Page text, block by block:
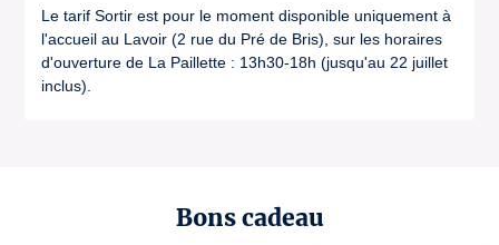
Bons cadeau
Le tarif Sortir est pour le moment disponible uniquement à
l'accueil au Lavoir (2 rue du Pré de Bris), sur les horaires
d'ouverture de La Paillette : 13h30-18h (jusqu'au 22 juillet
inclus).